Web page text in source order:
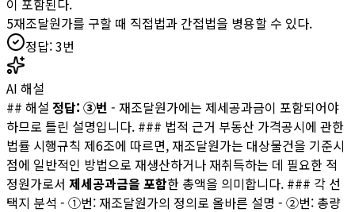
이 포함된다.
5재조달원가를 구할 때 직접법과 간접법을 병용할 수 있다.
정답:3번
AI 해설
## 해설 정답: ③번 - 재조달원가에는 제세공과금이 포함되어야
하므로 틀린 설명입니다. ### 법적 근거 부동산 가격공시에 관한
법률 시행규칙 제6조에 따르면, 재조달원가는 대상물건을 기준시
점에 일반적인 방법으로 재생산하거나 재취득하는 데 필요한 적
정원가로서 제세공과금을 포함한 총액을 의미합니다. ### 각 선
택지 분석 - ①번: 재조달원가의 정의로 올바른 설명 - ②번: 총량